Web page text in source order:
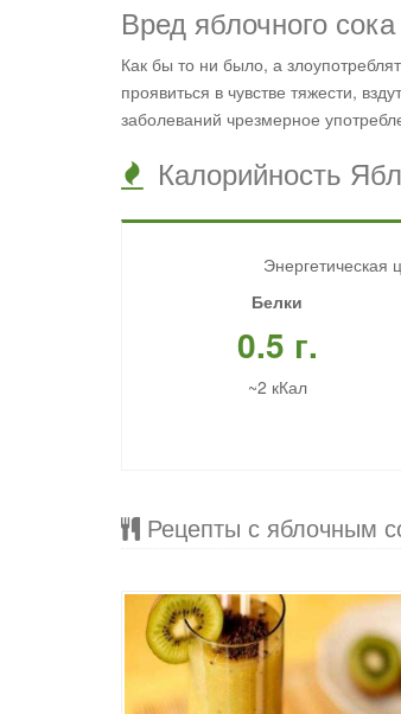
Вред яблочного сока
Как бы то ни было, а
проявиться в чувстве тяжести,
заболеваний чрезмерное
Калорийность
Энергетическая
Белки
0.5 г.
~2 кКал
Рецепты с яблочным